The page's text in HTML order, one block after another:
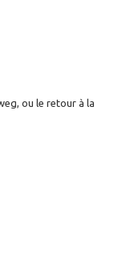
ou le retour à la